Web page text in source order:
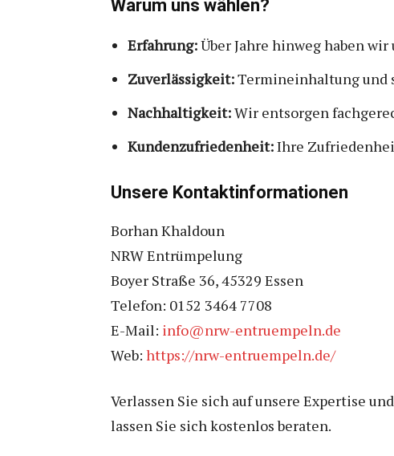
Warum uns wählen?
Erfahrung:Über Jahre hinweg haben
Zuverlässigkeit:Termineinhaltung und
Nachhaltigkeit:Wir entsorgen
Kundenzufriedenheit:Ihre
Unsere Kontaktinformationen
Borhan Khaldoun
NRW Entrümpelung
Boyer Straße 36, 45329 Essen
Telefon: 0152 3464 7708
E-Mail: info@nrw-entruempeln.de
Web: https://nrw-entruempeln.de/
Verlassen Sie sich auf unsere Expertise
lassen Sie sich kostenlos beraten.